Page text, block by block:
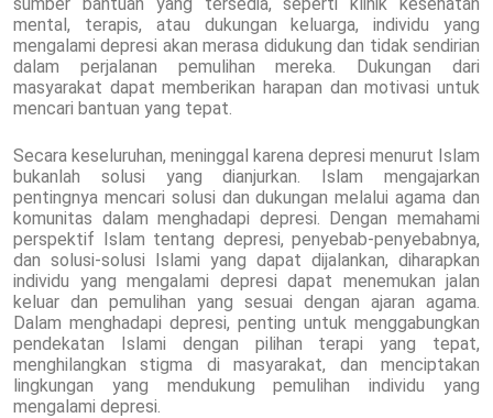
mental, terapis, atau dukungan keluarga, individu yang
mengalami depresi akan merasa didukung dan tidak sendirian
dalam perjalanan pemulihan mereka. Dukungan dari
masyarakat dapat memberikan harapan dan motivasi untuk
mencari bantuan yang tepat.
Secara keseluruhan, meninggal karena depresi menurut Islam
bukanlah solusi yang dianjurkan. Islam mengajarkan
pentingnya mencari solusi dan dukungan melalui agama dan
komunitas dalam menghadapi depresi. Dengan memahami
perspektif Islam tentang depresi, penyebab-penyebabnya,
dan solusi-solusi Islami yang dapat dijalankan, diharapkan
individu yang mengalami depresi dapat menemukan jalan
keluar dan pemulihan yang sesuai dengan ajaran agama.
Dalam menghadapi depresi, penting untuk menggabungkan
pendekatan Islami dengan pilihan terapi yang tepat,
menghilangkan stigma di masyarakat, dan menciptakan
lingkungan yang mendukung pemulihan individu yang
mengalami depresi.